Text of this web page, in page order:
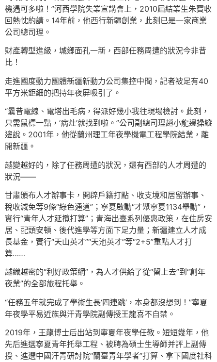
機遇可多啦！”河西學院失業宣講會上，2010屆結業生朱寶收
回熱忱約請。14年前，他西行新疆創業，此刻已是一家商業
公司總司理。
財產轉型進級，城鄉面孔一新，西部任務周遭的狀況今非昔
比！
走進國度動力團體新疆新動力公司集控中間，記者被足有40
平方米鉅細的把持年夜屏吸引了。
“曩昔電線、電塔出毛病，得派好幾小我往現場檢討。此刻，
只需鼠標一點，‘病灶’就找到啦。”公司副總司理趙小龍邊操縱
邊說。2001年，他從蘭州理工年夜學機電工程學院結業，離
開新疆。
越變越好的，除了任務周遭的狀況，還有西部的人才周遭的
狀況——
甘肅頒布人才辦事卡，開辟戶籍打點、收支境和居留辦事、
稅收減免等9條“綠色通道”；寧夏啟動“才聚寧夏1134舉動”，
實行“青年人才延攬打算”；青海出臺系列優惠政策，在住房安
居、配頭安頓、後代進學等方面下足力量；新疆建立人才成
長基金，實行“天山英才”“天池英才”等“2+5”重點人才打
算……
越織越密的“利好政策網”，為人才供給了從“留上去”到“創年
夜業”的全部旅程托舉。
“任務五年就完成了學術生長‘四連跳’，本身都沒想到！”寧夏
年夜學平易近族與汗青學院副傳授王龍喜不自禁。
2019年，王龍博士后出站到寧夏年夜學任教。短短幾年，他
先后進選寧夏青年托舉工程、被聘為碩士生導師并評上副傳
授、進選中國汗青研討院“蘭臺青年學者”打算、拿下國度社科